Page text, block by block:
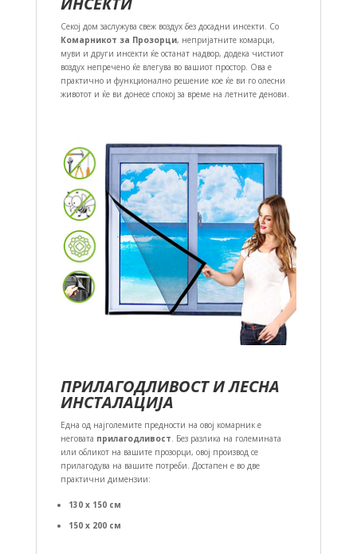
Секој дом заслужува свеж воздух без досадни инсекти. Со
Комарникот за Прозорци, непријатните комарци,
муви и други инсекти ќе останат надвор, додека чистиот
воздух непречено ќе влегува во вашиот простор. Ова е
практично и функционално решение кое ќе ви го олесни
животот и ќе ви донесе спокој за време на летните денови.
ПРИЛАГОДЛИВОСТ И ЛЕСНА
ИНСТАЛАЦИЈА
Една од најголемите предности на овој комарник е
неговата прилагодливост. Без разлика на големината
или обликот на вашите прозорци, овој производ се
прилагодува на вашите потреби. Достапен е во две
практични димензии:
130 x 150 см
150 x 200 см